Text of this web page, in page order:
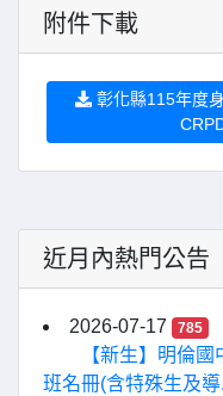
附件下載
彰化縣115年度
近月內熱門公告
2026-07-17 785
【新生】明倫
班名冊(含特殊生及導